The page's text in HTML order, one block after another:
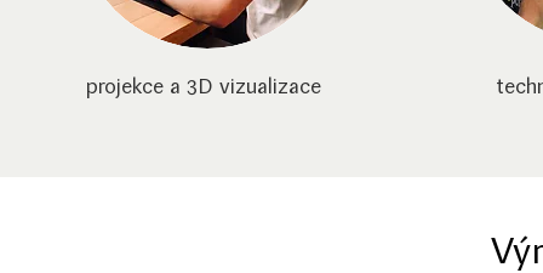
projekce a 3D vizualizace